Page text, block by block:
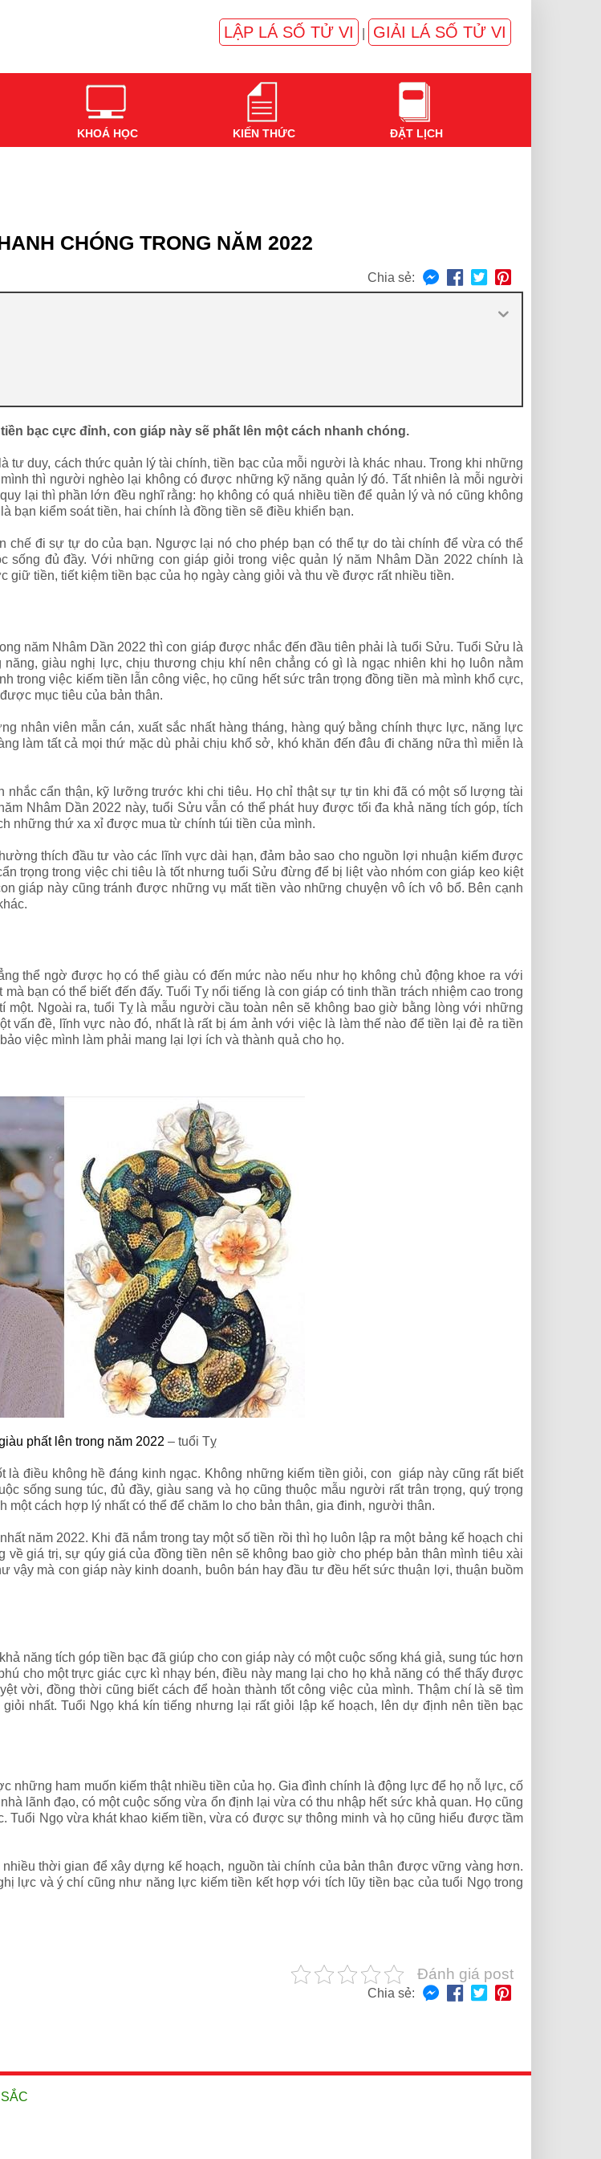
LẬP LÁ SỐ TỬ VI GIẢI LÁ SỐ TỬ VI
KHOÁ HỌC KIẾN THỨC ĐẶT LỊCH
CHÓNG TRONG NĂM 2022
Chia sẻ:
bạc cực đỉnh, con giáp này sẽ phất lên một cách nhanh chóng.
duy, cách thức quản lý tài chính, tiền bạc của mỗi người là khác nhau. Trong khi những
thì người nghèo lại không có được những kỹ năng quản lý đó. Tất nhiên là mỗi người
lại thì phần lớn đều nghĩ rằng: họ không có quá nhiều tiền để quản lý và nó cũng không
kiểm soát tiền, hai chính là đồng tiền sẽ điều khiển bạn.
chế đi sự tự do của bạn. Ngược lại nó cho phép bạn có thể tự do tài chính để vừa có thể
sống đủ đầy. Với những con giáp giỏi trong việc quản lý năm Nhâm Dần 2022 chính là
tiền, tiết kiệm tiền bạc của họ ngày càng giỏi và thu về được rất nhiều tiền.
năm Nhâm Dần 2022 thì con giáp được nhắc đến đầu tiên phải là tuổi Sửu. Tuổi Sửu là
giàu nghị lực, chịu thương chịu khí nên chẳng có gì là ngạc nhiên khi họ luôn nằm
trong việc kiếm tiền lẫn công việc, họ cũng hết sức trân trọng đồng tiền mà mình khổ cực,
mục tiêu của bản thân.
nhân viên mẫn cán, xuất sắc nhất hàng tháng, hàng quý bằng chính thực lực, năng lực
làm tất cả mọi thứ mặc dù phải chịu khổ sở, khó khăn đến đâu đi chăng nữa thì miễn là
cẩn thận, kỹ lưỡng trước khi chi tiêu. Họ chỉ thật sự tự tin khi đã có một số lượng tài
Nhâm Dần 2022 này, tuổi Sửu vẫn có thể phát huy được tối đa khả năng tích góp, tích
những thứ xa xỉ được mua từ chính túi tiền của mình.
thích đầu tư vào các lĩnh vực dài hạn, đảm bảo sao cho nguồn lợi nhuận kiếm được
trọng trong việc chi tiêu là tốt nhưng tuổi Sửu đừng để bị liệt vào nhóm con giáp keo kiệt
giáp này cũng tránh được những vụ mất tiền vào những chuyện vô ích vô bổ. Bên cạnh
thể ngờ được họ có thể giàu có đến mức nào nếu như họ không chủ động khoe ra với
bạn có thể biết đến đấy. Tuổi Tỵ nổi tiếng là con giáp có tinh thần trách nhiệm cao trong
Ngoài ra, tuổi Tỵ là mẫu người cầu toàn nên sẽ không bao giờ bằng lòng với những
vấn đề, lĩnh vực nào đó, nhất là rất bị ám ảnh với việc là làm thế nào để tiền lại đẻ ra tiền
việc mình làm phải mang lại lợi ích và thành quả cho họ.
phất lên trong năm 2022 – tuổi Tỵ
điều không hề đáng kinh ngạc. Không những kiếm tiền giỏi, con giáp này cũng rất biết
sống sung túc, đủ đầy, giàu sang và họ cũng thuộc mẫu người rất trân trọng, quý trọng
cách hợp lý nhất có thể để chăm lo cho bản thân, gia đinh, người thân.
năm 2022. Khi đã nắm trong tay một số tiền rồi thì họ luôn lập ra một bảng kế hoạch chi
giá trị, sự qúy giá của đồng tiền nên sẽ không bao giờ cho phép bản thân mình tiêu xài
vậy mà con giáp này kinh doanh, buôn bán hay đầu tư đều hết sức thuận lợi, thuận buồm
năng tích góp tiền bạc đã giúp cho con giáp này có một cuộc sống khá giả, sung túc hơn
cho một trực giác cực kì nhạy bén, điều này mang lại cho họ khả năng có thể thấy được
vời, đồng thời cũng biết cách để hoàn thành tốt công việc của mình. Thậm chí là sẽ tìm
nhất. Tuổi Ngọ khá kín tiếng nhưng lại rất giỏi lập kế hoạch, lên dự định nên tiền bạc
những ham muốn kiếm thật nhiều tiền của họ. Gia đình chính là động lực để họ nỗ lực, cố
lãnh đạo, có một cuộc sống vừa ổn định lại vừa có thu nhập hết sức khả quan. Họ cũng
Tuổi Ngọ vừa khát khao kiếm tiền, vừa có được sự thông minh và họ cũng hiểu được tầm
thời gian để xây dựng kế hoạch, nguồn tài chính của bản thân được vững vàng hơn.
lực và ý chí cũng như năng lực kiếm tiền kết hợp với tích lũy tiền bạc của tuổi Ngọ trong
Đánh giá post
Chia sẻ: